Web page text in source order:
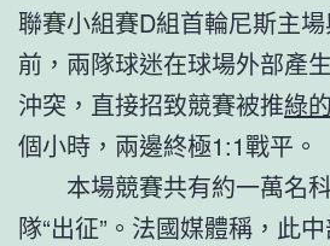
聯賽小組賽D組首輪尼斯主
前，兩隊球迷在球場外部產
沖突，直接招致競賽被推綠
個小時，兩邊終極1:1戰平。
本場競賽共有約一萬名
隊“出征”。法國媒體稱，此